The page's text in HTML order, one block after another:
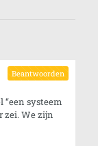
“een systeem
zei. We zijn
Beantwoorden